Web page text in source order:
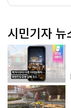
시민기자 뉴